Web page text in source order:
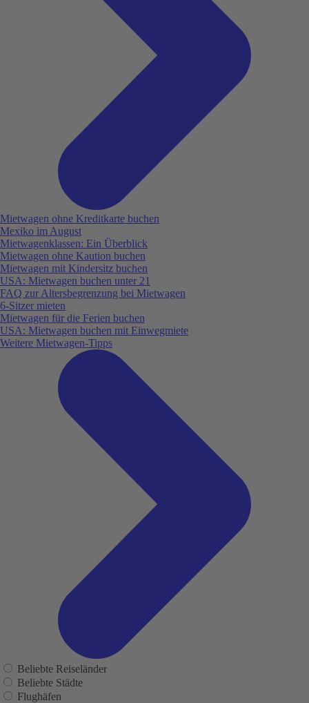
Mietwagen ohne Kreditkarte buchen
Mexiko im August
Mietwagenklassen: Ein Überblick
Mietwagen ohne Kaution buchen
Mietwagen mit Kindersitz buchen
USA: Mietwagen buchen unter 21
FAQ zur Altersbegrenzung bei Mietwagen
6-Sitzer mieten
Mietwagen für die Ferien buchen
USA: Mietwagen buchen mit Einwegmiete
Weitere Mietwagen-Tipps
Beliebte Reiseländer
Beliebte Städte
Flughäfen